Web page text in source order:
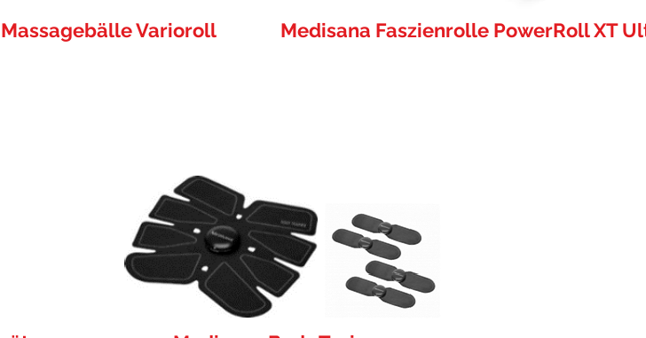
Varioroll Medisana Faszienrolle PowerRoll XT